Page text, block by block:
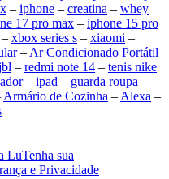
– iphone – creatina – whey
17 pro max – iphone 15 pro
– xbox series s – xiaomi –
– Ar Condicionado Portátil
– redmi note 14 – tenis nike
– ipad – guarda roupa –
Armário de Cozinha – Alexa –
LuTenha sua
e Privacidade